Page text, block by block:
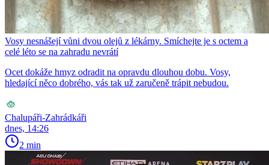
Vosy nesnášejí vůni dvou olejů z lékárny. Smíchejte je s octem a
celé léto se na zahradu nevrátí
Ocet dokáže hmyz odradit na opravdu dlouhou dobu. Vosy,
hledající něco dobrého, vás tak už zaručeně trápit nebudou.
Chalupáři-Zahrádkáři
dnes, 14:26
2 min